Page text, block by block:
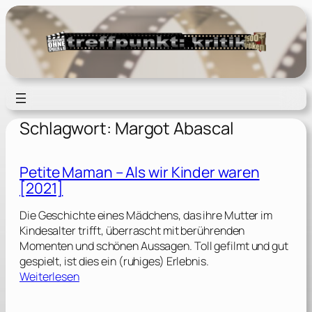
Zum
Inhalt
springen
Schlagwort: Margot Abascal
Petite Maman – Als wir Kinder waren
[2021]
Die Geschichte eines Mädchens, das ihre Mutter im
Kindesalter trifft, überrascht mit berührenden
Momenten und schönen Aussagen. Toll gefilmt und gut
gespielt, ist dies ein (ruhiges) Erlebnis.
Weiterlesen: